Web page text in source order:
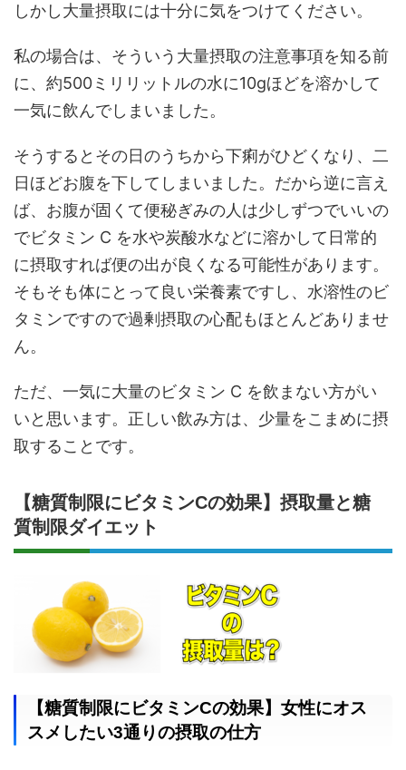
しかし大量摂取には十分に気をつけてください。
私の場合は、そういう大量摂取の注意事項を知る前
に、約500ミリリットルの水に10gほどを溶かして
一気に飲んでしまいました。
そうするとその日のうちから下痢がひどくなり、二
日ほどお腹を下してしまいました。だから逆に言え
ば、お腹が固くて便秘ぎみの人は少しずつでいいの
でビタミン C を水や炭酸水などに溶かして日常的
に摂取すれば便の出が良くなる可能性があります。
そもそも体にとって良い栄養素ですし、水溶性のビ
タミンですので過剰摂取の心配もほとんどありませ
ん。
ただ、一気に大量のビタミン C を飲まない方がい
いと思います。正しい飲み方は、少量をこまめに摂
取することです。
【糖質制限にビタミンCの効果】摂取量と糖
質制限ダイエット
【糖質制限にビタミンCの効果】女性にオス
スメしたい3通りの摂取の仕方